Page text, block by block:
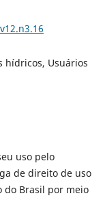
hídricos, Usuários
uso pelo
de direito de uso
do Brasil por meio